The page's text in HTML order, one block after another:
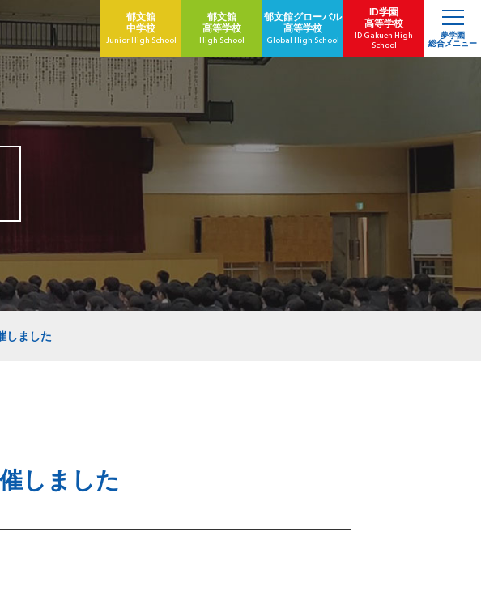
郁文館
中学校
Junior High School
郁文館
高等学校
High School
郁文館グローバル
高等学校
Global High School
ID学園
高等学校
ID Gakuen High
School
夢学園
総合メニュー
しました
しました